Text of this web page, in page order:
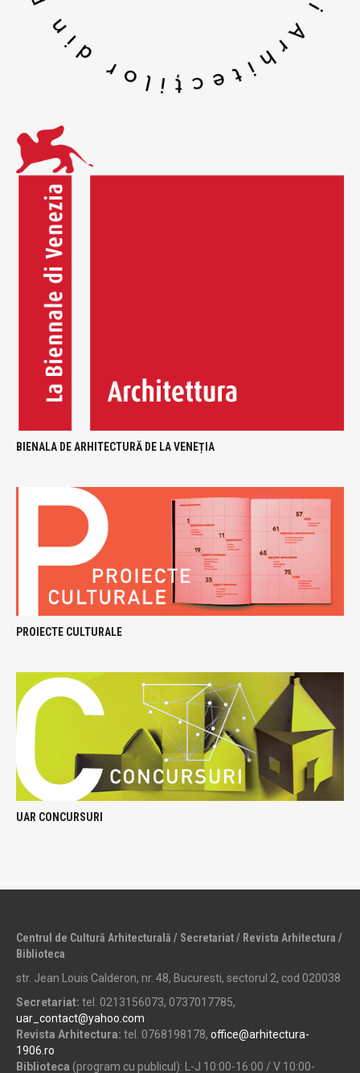
BIENALA DE ARHITECTURĂ DE LA VENEȚIA
PROIECTE CULTURALE
UAR CONCURSURI
Centrul de Cultură Arhitecturală / Secretariat / Revista Arhitectura /
Biblioteca
str. Jean Louis Calderon, nr. 48, Bucuresti, sectorul 2, cod 020038
Secretariat: tel. 0213156073, 0737017785,
uar_contact@yahoo.com
Revista Arhitectura: tel. 0768198178, office@arhitectura-
1906.ro
Biblioteca (program cu publicul): L-J 10:00-16:00 / V 10:00-